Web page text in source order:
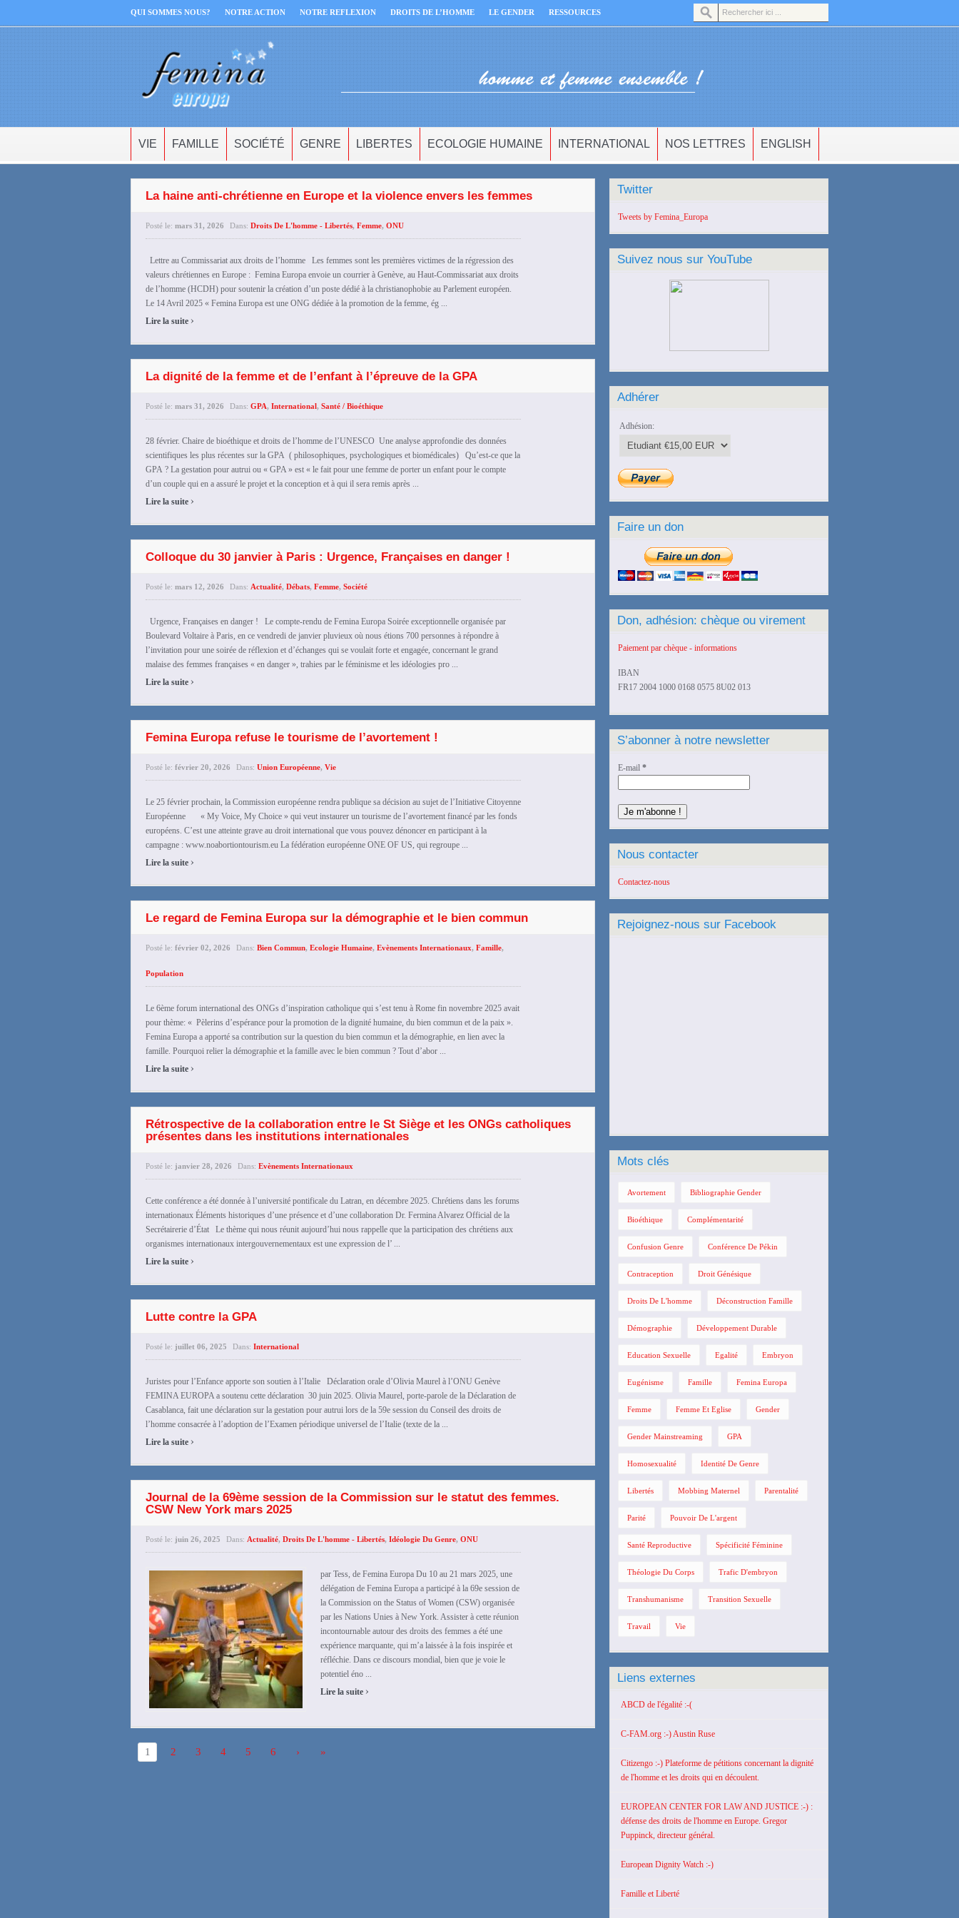
QUI SOMMES NOUS? NOTRE ACTION NOTRE REFLEXION DROITS DE L’HOMME LE GENDER RESSOURCES
VIE FAMILLE SOCIÉTÉ GENRE LIBERTES ECOLOGIE HUMAINE INTERNATIONAL NOS LETTRES ENGLISH
La haine anti-chrétienne en Europe et la violence envers les femmes
Posté le: mars 31, 2026 Dans: Droits De L'homme - Libertés, Femme, ONU
Lettre au Commissariat aux droits de l’homme Les femmes sont les premières victimes de la régression des
valeurs chrétiennes en Europe : Femina Europa envoie un courrier à Genève, au Haut-Commissariat aux droits
de l’homme (HCDH) pour soutenir la création d’un poste dédié à la christianophobie au Parlement européen.
Le 14 Avril 2025 « Femina Europa est une ONG dédiée à la promotion de la femme, ég ...
Lire la suite ›
La dignité de la femme et de l’enfant à l’épreuve de la GPA
Posté le: mars 31, 2026 Dans: GPA, International, Santé / Bioéthique
28 février. Chaire de bioéthique et droits de l’homme de l’UNESCO Une analyse approfondie des données
scientifiques les plus récentes sur la GPA ( philosophiques, psychologiques et biomédicales) Qu’est-ce que la
GPA ? La gestation pour autrui ou « GPA » est « le fait pour une femme de porter un enfant pour le compte
d’un couple qui en a assuré le projet et la conception et à qui il sera remis après ...
Lire la suite ›
Colloque du 30 janvier à Paris : Urgence, Françaises en danger !
Posté le: mars 12, 2026 Dans: Actualité, Débats, Femme, Société
Urgence, Françaises en danger ! Le compte-rendu de Femina Europa Soirée exceptionnelle organisée par
Boulevard Voltaire à Paris, en ce vendredi de janvier pluvieux où nous étions 700 personnes à répondre à
l’invitation pour une soirée de réflexion et d’échanges qui se voulait forte et engagée, concernant le grand
malaise des femmes françaises « en danger », trahies par le féminisme et les idéologies pro ...
Lire la suite ›
Femina Europa refuse le tourisme de l’avortement !
Posté le: février 20, 2026 Dans: Union Européenne, Vie
Le 25 février prochain, la Commission européenne rendra publique sa décision au sujet de l’Initiative Citoyenne
Européenne « My Voice, My Choice » qui veut instaurer un tourisme de l’avortement financé par les fonds
européens. C’est une atteinte grave au droit international que vous pouvez dénoncer en participant à la
campagne : www.noabortiontourism.eu La fédération européenne ONE OF US, qui regroupe ...
Lire la suite ›
Le regard de Femina Europa sur la démographie et le bien commun
Posté le: février 02, 2026 Dans: Bien Commun, Ecologie Humaine, Evènements Internationaux, Famille,
Population
Le 6ème forum international des ONGs d’inspiration catholique qui s’est tenu à Rome fin novembre 2025 avait
pour thème: « Pèlerins d’espérance pour la promotion de la dignité humaine, du bien commun et de la paix ».
Femina Europa a apporté sa contribution sur la question du bien commun et la démographie, en lien avec la
famille. Pourquoi relier la démographie et la famille avec le bien commun ? Tout d’abor ...
Lire la suite ›
Rétrospective de la collaboration entre le St Siège et les ONGs catholiques
présentes dans les institutions internationales
Posté le: janvier 28, 2026 Dans: Evènements Internationaux
Cette conférence a été donnée à l’université pontificale du Latran, en décembre 2025. Chrétiens dans les forums
internationaux Éléments historiques d’une présence et d’une collaboration Dr. Fermina Alvarez Official de la
Secrétairerie d’État Le thème qui nous réunit aujourd’hui nous rappelle que la participation des chrétiens aux
organismes internationaux intergouvernementaux est une expression de l’ ...
Lire la suite ›
Lutte contre la GPA
Posté le: juillet 06, 2025 Dans: International
Juristes pour l’Enfance apporte son soutien à l’Italie Déclaration orale d’Olivia Maurel à l’ONU Genève
FEMINA EUROPA a soutenu cette déclaration 30 juin 2025. Olivia Maurel, porte-parole de la Déclaration de
Casablanca, fait une déclaration sur la gestation pour autrui lors de la 59e session du Conseil des droits de
l’homme consacrée à l’adoption de l’Examen périodique universel de l’Italie (texte de la ...
Lire la suite ›
Journal de la 69ème session de la Commission sur le statut des femmes.
CSW New York mars 2025
Posté le: juin 26, 2025 Dans: Actualité, Droits De L'homme - Libertés, Idéologie Du Genre, ONU
par Tess, de Femina Europa Du 10 au 21 mars 2025, une
délégation de Femina Europa a participé à la 69e session de
la Commission on the Status of Women (CSW) organisée
par les Nations Unies à New York. Assister à cette réunion
incontournable autour des droits des femmes a été une
expérience marquante, qui m’a laissée à la fois inspirée et
réfléchie. Dans ce discours mondial, bien que je voie le
potentiel éno ...
Lire la suite ›
1 2 3 4 5 6 › »
Twitter
Tweets by Femina_Europa
Suivez nous sur YouTube
Adhérer
Adhésion:
Faire un don
Don, adhésion: chèque ou virement
Paiement par chèque - informations
IBAN
FR17 2004 1000 0168 0575 8U02 013
S’abonner à notre newsletter
E-mail *
Nous contacter
Contactez-nous
Rejoignez-nous sur Facebook
Mots clés
Avortement Bibliographie Gender
Bioéthique Complémentarité
Confusion Genre Conférence De Pékin
Contraception Droit Génésique
Droits De L'homme Déconstruction Famille
Démographie Développement Durable
Education Sexuelle Egalité Embryon
Eugénisme Famille Femina Europa
Femme Femme Et Eglise Gender
Gender Mainstreaming GPA
Homosexualité Identité De Genre
Libertés Mobbing Maternel Parentalité
Parité Pouvoir De L'argent
Santé Reproductive Spécificité Féminine
Théologie Du Corps Trafic D'embryon
Transhumanisme Transition Sexuelle
Travail Vie
Liens externes
ABCD de l'égalité :-(
C-FAM.org :-) Austin Ruse
Citizengo :-) Plateforme de pétitions concernant la dignité
de l'homme et les droits qui en découlent.
EUROPEAN CENTER FOR LAW AND JUSTICE :-) :
défense des droits de l'homme en Europe. Gregor
Puppinck, directeur général.
European Dignity Watch :-)
Famille et Liberté